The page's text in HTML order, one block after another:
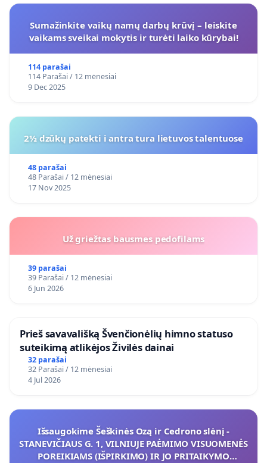
Sumažinkite vaikų namų darbų krūvį – leiskite
vaikams sveikai mokytis ir turėti laiko kūrybai!
114 parašai
114 Parašai / 12 mėnesiai
9 Dec 2025
2½ dzūkų patekti i antra tura lietuvos talentuose
48 parašai
48 Parašai / 12 mėnesiai
17 Nov 2025
Už griežtas bausmes pedofilams
39 parašai
39 Parašai / 12 mėnesiai
6 Jun 2026
​Prieš savavališką Švenčionėlių himno statuso
suteikimą atlikėjos Živilės dainai
32 parašai
32 Parašai / 12 mėnesiai
4 Jul 2026
Išsaugokime Šeškinės Ozą ir Cedrono slėnį -
STANEVIČIAUS G. 1, VILNIUJE PAĖMIMO VISUOMENĖS
POREIKIAMS (IŠPIRKIMO) IR JO PRITAIKYMO